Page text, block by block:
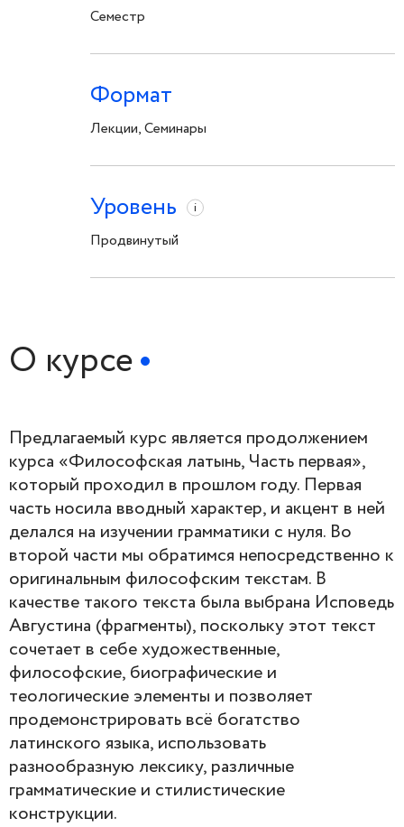
Семестр
Формат
Лекции, Семинары
Уровень i
Продвинутый
О курсе
Предлагаемый курс является продолжением
курса «Философская латынь, Часть первая»,
который проходил в прошлом году. Первая
часть носила вводный характер, и акцент в ней
делался на изучении грамматики с нуля. Во
второй части мы обратимся непосредственно к
оригинальным философским текстам. В
качестве такого текста была выбрана Исповедь
Августина (фрагменты), поскольку этот текст
сочетает в себе художественные,
философские, биографические и
теологические элементы и позволяет
продемонстрировать всё богатство
латинского языка, использовать
разнообразную лексику, различные
грамматические и стилистические
конструкции.